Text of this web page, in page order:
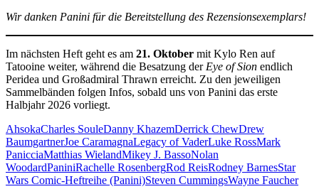
Wir danken Panini für die Bereitstellung des Rezensionsexemplars!
Im nächsten Heft geht es am 21. Oktober mit Kylo Ren auf
Tatooine weiter, während die Besatzung der Eye of Sion endlich
Peridea und Großadmiral Thrawn erreicht. Zu den jeweiligen
Sammelbänden folgen Infos, sobald uns von Panini das erste
Halbjahr 2026 vorliegt.
AhsokaCharles SouleDanny KhazemDerrick ChewDrew
BaumgartnerJoe CaramagnaLegacy of VaderLuke RossMark
PanicciaMatthias WielandMikey J. BassoNolan
WoodardPaniniRachelle RosenbergRod ReisRodney BarnesStar
Wars Comic-Heftreihe (Panini)Steven CummingsWayne Faucher